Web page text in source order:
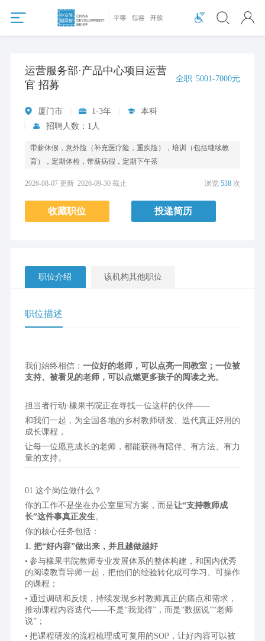
运营服务部·产品中心项目运营
官 招募
全职 5001-7000元
厦门市 1-3年
本科
招聘人数：1人
带薪休假，意外险（补充医疗险，重疾险），培训（包括继续教
育），定期体检，带薪病假，定期下午茶
2026-08-07 更新 2026-09-30 截止 浏览538 次
收藏职位 投递简历
职位介绍 该机构其他职位
职位描述
我们始终相信： 一位好的老师，可以点亮一间教室；一位被
支持、被看见的老师，可以点燃更多孩子的阅读之光。
担当者行动·橡果书院正在寻找一位这样的伙伴——
和我们一起，为全国各地的乡村教师研发、迭代真正好用的
成长课程，
让每一位愿意成长的老师，都能获得有陪伴、有方法、有力
量的支持。
01 这个岗位做什么？
你的工作不是坐在办公室里写方案，而是让“支持教师成
长”这件事真正发生。
你的核心任务包括：
1. 把“好内容”做出来，并且越做越好
参与橡果书院教师专业发展体系的整体构建，和国内优秀
的阅读教育导师一起，把他们的经验转化成可学习、可操作
的课程；
通过调研和反馈，持续发现乡村教师真正的痛点和需求，
推动课程内容迭代——不是“我觉得”，而是“数据说”“老师
说”；
把课程研发的流程梳理成可复用的SOP，让好内容可以被